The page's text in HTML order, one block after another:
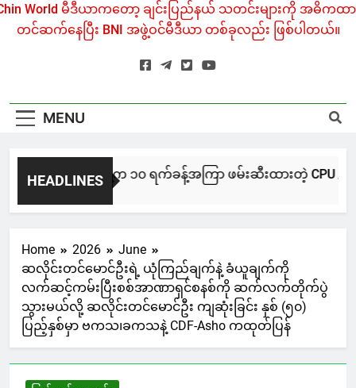
World မီဒီယာကတော့ ချင်းပြည်နယ် သတင်းများကို အဓိကထာ
တင်ဆက်နေပြီး BNI အဖွဲ့ဝင်မီဒီယာ တစ်ခုလည်း ဖြစ်ပါတယ်။
MENU
HEADLINES
NUG မကွေးအဖွဲ့က ၁၀ ရက်ခန့်အကြာ ဖမ်းဆီးထားတဲ့ CPU /
4 Hours Ago
Home 2026
June
ဆလိုင်းတင်မောင်ဦးရဲ့ ယုံကြည်ချက်နဲ့ ခံယူချက်ကို
လက်ဆင့်ကမ်းပြီးစစ်အာဏာရှင်စနစ်ကို ဆက်လက်တိုက်ပွဲ
သွားမယ်လို့ ဆလိုင်းတင်မောင်ဦး ကျဆုံးခြင်း နှစ် (၅၀)
ပြည့်နှစ်မှာ ဗကသ၊ခကသနဲ့ CDF-Asho ကထုတ်ပြန်